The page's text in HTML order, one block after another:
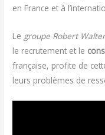
en France et à
Le groupe Robert
le recrutement et le
française, profite de
leurs problèmes de